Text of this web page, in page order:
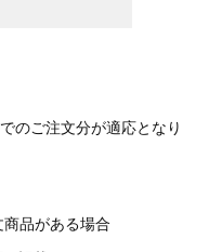
のご注文分が適応となり
品がある場合